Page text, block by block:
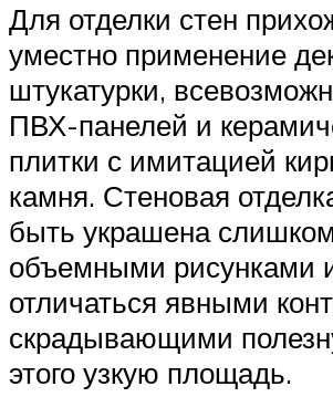
Для отделки стен
уместно применение
штукатурки,
ПВХ-панелей и
плитки с имитацией
камня. Стеновая
быть украшена слишком
объемными рисунками
отличаться явными
скрадывающими
этого узкую площадь.